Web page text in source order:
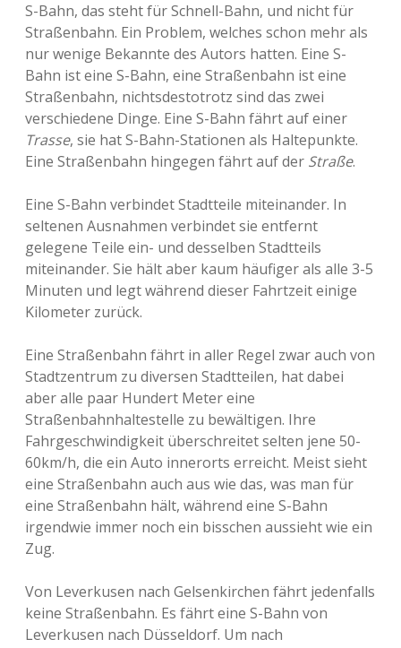
S-Bahn, das steht für Schnell-Bahn, und nicht für
Straßenbahn. Ein Problem, welches schon mehr als
nur wenige Bekannte des Autors hatten. Eine S-
Bahn ist eine S-Bahn, eine Straßenbahn ist eine
Straßenbahn, nichtsdestotrotz sind das zwei
verschiedene Dinge. Eine S-Bahn fährt auf einer
Trasse, sie hat S-Bahn-Stationen als Haltepunkte.
Eine Straßenbahn hingegen fährt auf der Straße.
Eine S-Bahn verbindet Stadtteile miteinander. In
seltenen Ausnahmen verbindet sie entfernt
gelegene Teile ein- und desselben Stadtteils
miteinander. Sie hält aber kaum häufiger als alle 3-5
Minuten und legt während dieser Fahrtzeit einige
Kilometer zurück.
Eine Straßenbahn fährt in aller Regel zwar auch von
Stadtzentrum zu diversen Stadtteilen, hat dabei
aber alle paar Hundert Meter eine
Straßenbahnhaltestelle zu bewältigen. Ihre
Fahrgeschwindigkeit überschreitet selten jene 50-
60km/h, die ein Auto innerorts erreicht. Meist sieht
eine Straßenbahn auch aus wie das, was man für
eine Straßenbahn hält, während eine S-Bahn
irgendwie immer noch ein bisschen aussieht wie ein
Zug.
Von Leverkusen nach Gelsenkirchen fährt jedenfalls
keine Straßenbahn. Es fährt eine S-Bahn von
Leverkusen nach Düsseldorf. Um nach